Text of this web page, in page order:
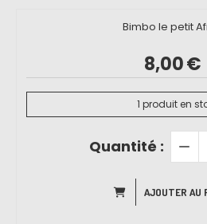
Bimbo le petit
8,00€
1 produit en
Quantité :
AJOUTER AU